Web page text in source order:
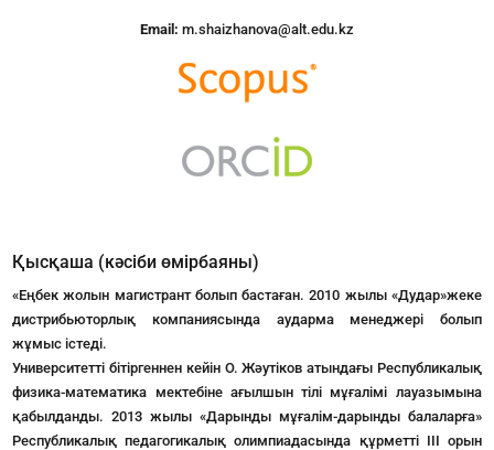
Email: m.shaizhanova@alt.edu.kz
Қысқаша (кәсіби өмірбаяны)
«Еңбек жолын магистрант болып бастаған. 2010 жылы «Дудар»жеке
дистрибьюторлық компаниясында аударма менеджері болып
жұмыс істеді.
Университетті бітіргеннен кейін О. Жәутіков атындағы Республикалық
физика-математика мектебіне ағылшын тілі мұғалімі лауазымына
қабылданды. 2013 жылы «Дарынды мұғалім-дарынды балаларға»
Республикалық педагогикалық олимпиадасында құрметті ІІІ орын